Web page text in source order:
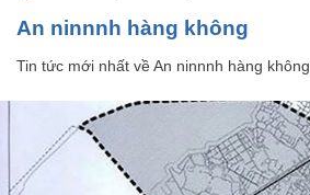
An ninnnh hàng không
Tin tức mới nhất vềAn ninnnh hàng không